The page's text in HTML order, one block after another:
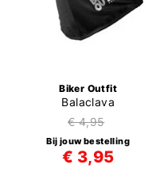
Biker Outfit
Balaclava
€ 4,95
Bij jouw bestelling
€ 3,95